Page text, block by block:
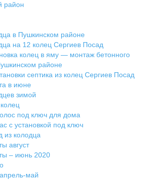
район
в Пушкинском районе
на 12 колец Сергиев Посад
колец в яму — монтаж бетонного
районе
септика из колец Сергиев Посад
в июне
зимой
под ключ для дома
с установкой под ключ
из колодца
август
– июнь 2020
май